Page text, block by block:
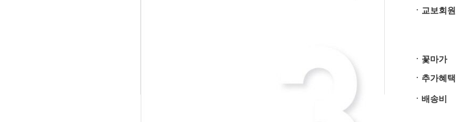
ㆍ교보회원
ㆍ꽃마가
ㆍ추가혜택
ㆍ배송비